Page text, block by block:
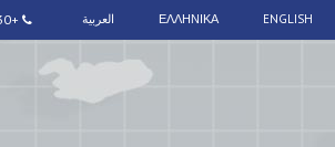
ENGLISH
ΕΛΛΗΝΙΚΑ العربية +30 210-6711.210/ 6726.882